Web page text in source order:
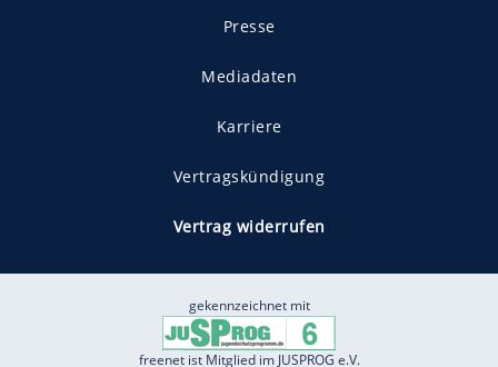
Presse
Mediadaten
Karriere
Vertragskündigung
Vertrag widerrufen
gekennzeichnet mit
freenet ist Mitglied im JUSPROG e.V.